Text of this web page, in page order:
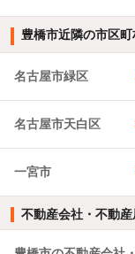
豊橋市近隣の市区
名古屋市緑区
名古屋市天白区
一宮市
不動産会社・不動